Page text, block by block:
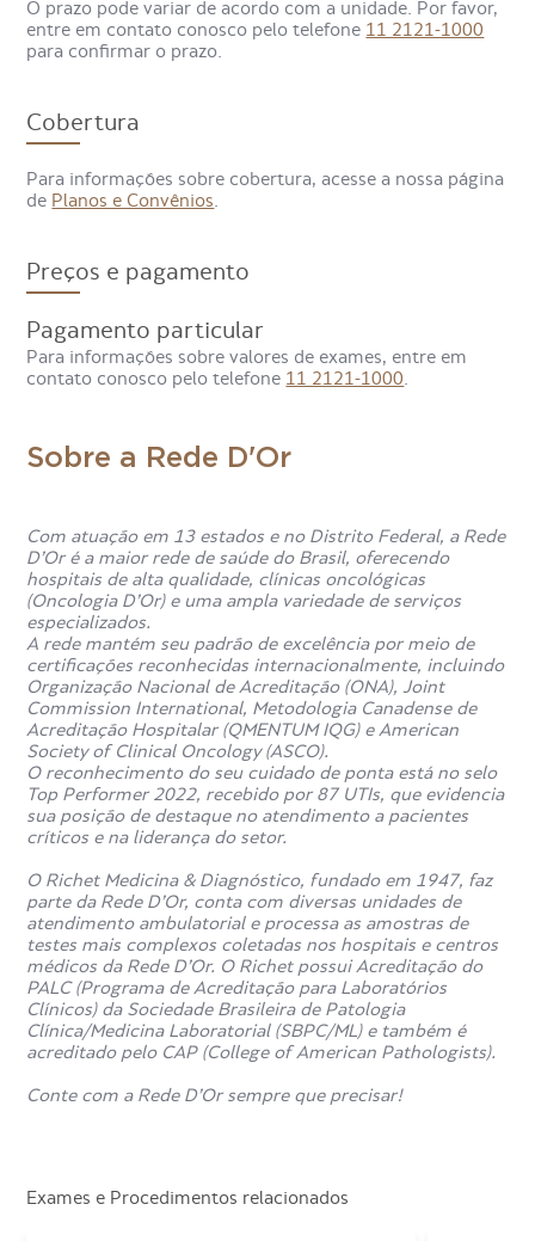
Para que serve o Exame
Tomografia Computadorizada de
Pescoço Partes Moles?
O Exame de Tomografia Computadorizada de Pescoço
patologias nas partes moles do pescoço. Entre elas estão:
Traumas
Cistos
O prazo pode variar de acordo com a unidade. Por favor,
entre em contato conosco pelo telefone 11 2121-1000
para confirmar o prazo.
Cobertura
Para informações sobre cobertura, acesse a nossa página
de Planos e Convênios
Preços e pagamento
Pagamento particular
Para informações sobre valores de exames, entre em
contato conosco pelo telefone 11 2121-1000
Sobre a Rede D'Or
Com atuação em 13 estados e no Distrito Federal, a Rede
D’Or é a maior rede de saúde do Brasil, oferecendo
hospitais de alta qualidade, clínicas oncológicas
(Oncologia D’Or) e uma ampla variedade de serviços
especializados.
A rede mantém seu padrão de excelência por meio de
certificações reconhecidas internacionalmente, incluindo
Organização Nacional de Acreditação (ONA), Joint
Commission International, Metodologia Canadense de
Acreditação Hospitalar (QMENTUM IQG) e American
Society of Clinical Oncology (ASCO).
O reconhecimento do seu cuidado de ponta está no selo
Top Performer 2022, recebido por 87 UTIs, que evidencia
sua posição de destaque no atendimento a pacientes
críticos e na liderança do setor.
O Richet Medicina & Diagnóstico, fundado em 1947, faz
parte da Rede D’Or, conta com diversas unidades de
atendimento ambulatorial e processa as amostras de
testes mais complexos coletadas nos hospitais e centros
médicos da Rede D’Or. O Richet possui Acreditação do
PALC (Programa de Acreditação para Laboratórios
Clínicos) da Sociedade Brasileira de Patologia
Clínica/Medicina Laboratorial (SBPC/ML) e também é
acreditado pelo CAP (College of American Pathologists).
Conte com a Rede D’Or sempre que precisar!
Exames e Procedimentos relacionados